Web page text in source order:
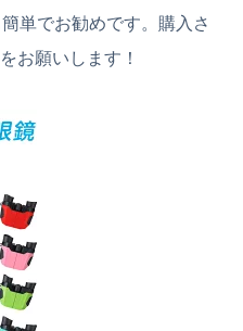
単でお勧めです。購入さ
お願いします！